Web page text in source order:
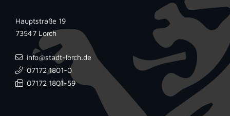
Hauptstraße 19
73547 Lorch
info@stadt-lorch.de
07172 1801-0
07172 1801-59